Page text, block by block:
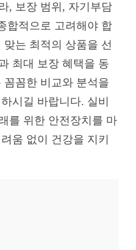
, 보장 범위, 자기부담
합적으로 고려해야 합
맞는 최적의 상품을 선
최대 보장 혜택을 동
꼼한 비교와 분석을
시길 바랍니다. 실비
를 위한 안전장치를 마
움 없이 건강을 지키